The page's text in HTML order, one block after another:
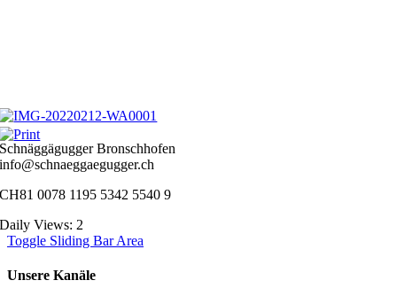
Schnäggägugger Bronschhofen
info@schnaeggaegugger.ch
CH81 0078 1195 5342 5540 9
Daily Views: 2
Toggle Sliding Bar Area
Unsere Kanäle